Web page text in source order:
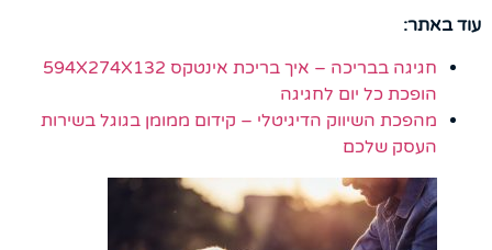
עוד באתר:
חגיגה בבריכה – איך בריכת אינטקס 594X274X132
הופכת כל יום לחגיגה
מהפכת השיווק הדיגיטלי – קידום ממומן בגוגל בשירות
העסק שלכם